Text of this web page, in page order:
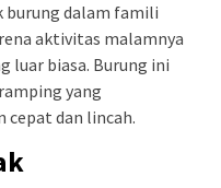
burung dalam famili
aktivitas malamnya
luar biasa. Burung ini
yang
cepat dan lincah.